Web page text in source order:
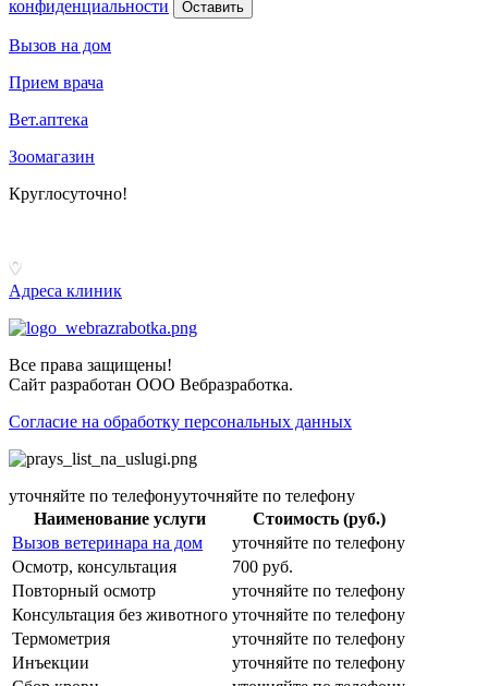
конфиденциальности
Оставить
Вызов на дом
Прием врача
Вет.аптека
Зоомагазин
Круглосуточно!
Адреса клиник
Все права защищены!
Сайт разработан ООО Вебразработка.
Согласие на обработку персональных данных
уточняйте по телефонууточняйте по телефону
Наименование услуги
Стоимость (руб.)
Вызов ветеринара на дом
уточняйте по телефону
Осмотр, консультация
700 руб.
Повторный осмотр
уточняйте по телефону
Консультация без животного уточняйте по телефону
Термометрия
уточняйте по телефону
Инъекции
уточняйте по телефону